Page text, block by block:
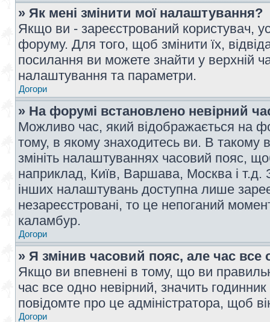
» Як мені змінити мої налаштування?
Якщо ви - зареєстрований користувач,
форуму. Для того, щоб змінити їх,
посилання ви можете знайти у верхній
налаштування та параметри.
Догори
» На форумі встановлено невірний
Можливо час, який відображається на
тому, в якому знаходитесь ви. В такому
змініть налаштуваннях часовий пояс,
наприклад, Київ, Варшава, Москва і т.д.
інших налаштувань доступна лише
незареєстровані, то це непоганий
каламбур.
Догори
» Я змінив часовий пояс, але час все
Якщо ви впевнені в тому, що ви
час все одно невірний, значить
повідомте про це адміністратора, щоб
Догори